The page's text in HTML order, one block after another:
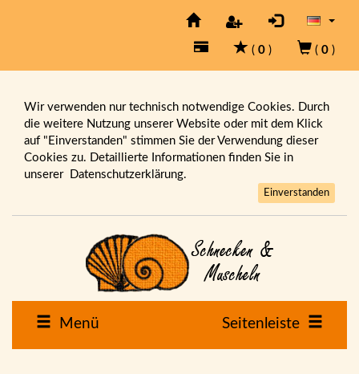
( 0 ) ( 0 )
Wir verwenden nur technisch notwendige Cookies. Durch
die weitere Nutzung unserer Website oder mit dem Klick
auf "Einverstanden" stimmen Sie der Verwendung dieser
Cookies zu. Detaillierte Informationen finden Sie in
unserer Datenschutzerklärung.
Einverstanden
Menü Seitenleiste